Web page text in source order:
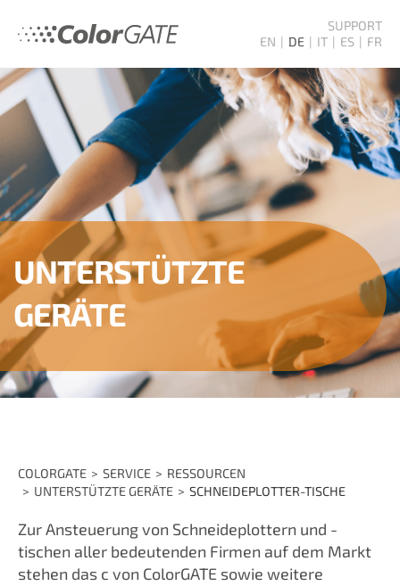
SUPPORT
EN
DE IT ES FR
UNTERSTÜTZTE
GERÄTE
COLORGATE SERVICE
RESSOURCEN
UNTERSTÜTZTE GERÄTE
SCHNEIDEPLOTTER-TISCHE
Zur Ansteuerung von Schneideplottern und -
tischen aller bedeutenden Firmen auf dem Markt
stehen das c von ColorGATE sowie weitere